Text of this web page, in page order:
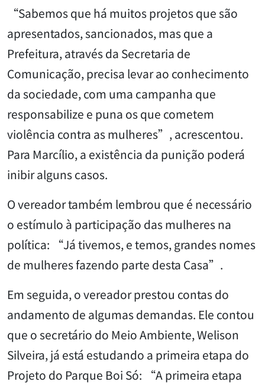
“Sabemos que há muitos projetos que são
apresentados, sancionados, mas que a
Prefeitura, através da Secretaria de
Comunicação, precisa levar ao conhecimento
da sociedade, com uma campanha que
responsabilize e puna os que cometem
violência contra as mulheres”, acrescentou.
Para Marcílio, a existência da punição poderá
inibir alguns casos.
O vereador também lembrou que é necessário
o estímulo à participação das mulheres na
política: “Já tivemos, e temos, grandes nomes
de mulheres fazendo parte desta Casa”.
Em seguida, o vereador prestou contas do
andamento de algumas demandas. Ele contou
que o secretário do Meio Ambiente, Welison
Silveira, já está estudando a primeira etapa do
Projeto do Parque Boi Só: “A primeira etapa